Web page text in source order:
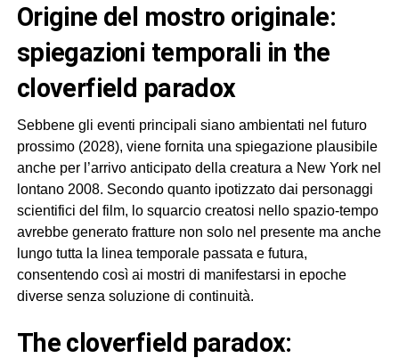
origine del mostro originale:
spiegazioni temporali in the
cloverfield paradox
Sebbene gli eventi principali siano ambientati nel futuro
prossimo (2028), viene fornita una spiegazione plausibile
anche per l’arrivo anticipato della creatura a New York nel
lontano 2008. Secondo quanto ipotizzato dai personaggi
scientifici del film, lo squarcio creatosi nello spazio-tempo
avrebbe generato fratture non solo nel presente ma anche
lungo tutta la linea temporale passata e futura,
consentendo così ai mostri di manifestarsi in epoche
diverse senza soluzione di continuità.
the cloverfield paradox: